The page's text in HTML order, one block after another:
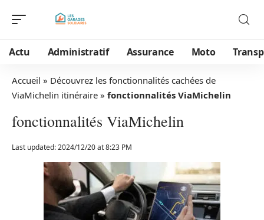
Actu Administratif Assurance Moto
Accueil » Découvrez les fonctionnalités cachées de
ViaMichelin itinéraire » fonctionnalités ViaMichelin
fonctionnalités ViaMichelin
Last updated: 2024/12/20 at 8:23 PM